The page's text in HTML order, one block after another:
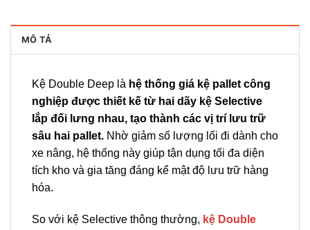
MÔ TẢ
Kệ Double Deep là hệ thống giá kệ pallet công
nghiệp được thiết kế từ hai dãy kệ Selective
lắp đối lưng nhau, tạo thành các vị trí lưu trữ
sâu hai pallet. Nhờ giảm số lượng lối đi dành cho
xe nâng, hệ thống này giúp tận dụng tối đa diện
tích kho và gia tăng đáng kể mật độ lưu trữ hàng
hóa.
So với kệ Selective thông thường, kệ Double